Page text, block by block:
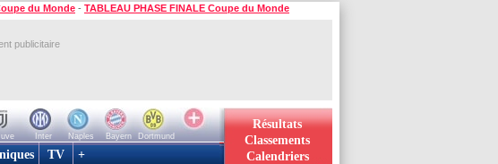
du Monde - TABLEAU PHASE FINALE Coupe du Monde
publicitaire
Inter Naples Bayern
Dortmund
Résultats
Classements
Calendriers
TV +